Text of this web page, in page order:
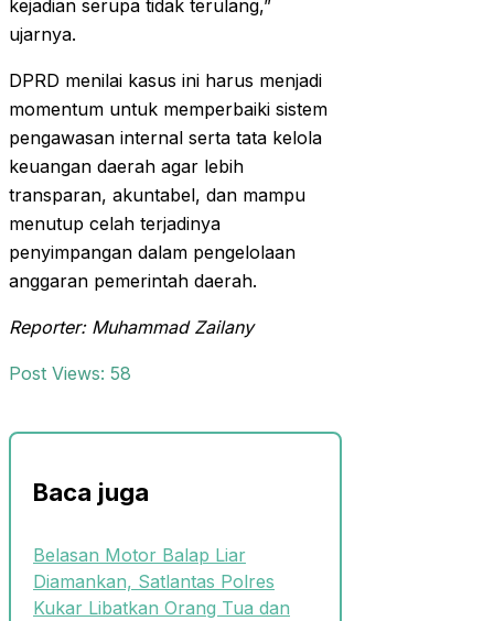
kejadian serupa tidak terulang,”
ujarnya.
DPRD menilai kasus ini harus menjadi
momentum untuk memperbaiki sistem
pengawasan internal serta tata kelola
keuangan daerah agar lebih
transparan, akuntabel, dan mampu
menutup celah terjadinya
penyimpangan dalam pengelolaan
anggaran pemerintah daerah.
Reporter: Muhammad Zailany
Post Views: 58
Baca juga
Belasan Motor Balap Liar
Diamankan, Satlantas Polres
Kukar Libatkan Orang Tua dan